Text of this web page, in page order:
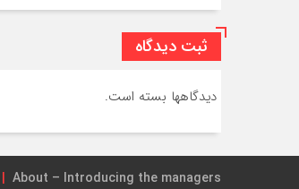
ثبت دیدگاه
دیدگاهها بسته است.
About – Introducing the managers